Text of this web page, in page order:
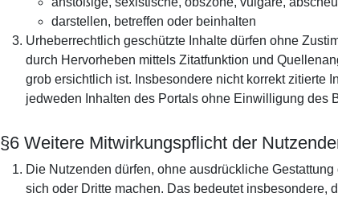
darstellen, betreffen oder beinhalten
Urheberrechtlich geschützte Inhalte dürfen ohne
durch Hervorheben mittels Zitatfunktion und
grob ersichtlich ist. Insbesondere nicht korrekt zitierte
jedweden Inhalten des Portals ohne Einwilligung des
§6 Weitere Mitwirkungspflicht der
Die Nutzenden dürfen, ohne ausdrückliche
sich oder Dritte machen. Das bedeutet